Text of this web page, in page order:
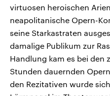
virtuosen heroischen
neapolitanische Opern-
seine Starkastraten
damalige Publikum zur
Handlung kam es bei den
Stunden dauernden
den Rezitativen wurde